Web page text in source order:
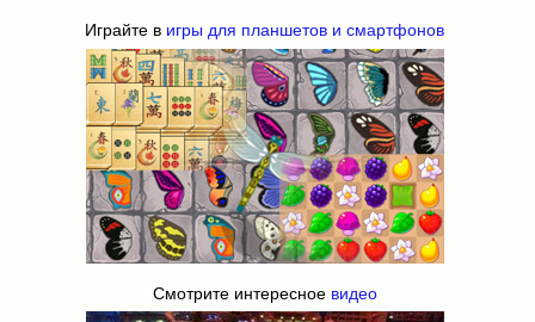
Играйте в игры для планшетов и смартфонов
Смотрите интересное видео